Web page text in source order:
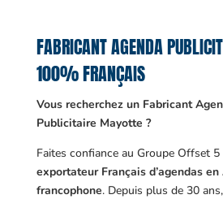
FABRICANT AGENDA
100% FRANÇAIS
Vous recherchez un Fabricant
Publicitaire Mayotte ?
Faites confiance au Groupe Offset 5
exportateur Français d’agendas
francophone. Depuis plus de 30